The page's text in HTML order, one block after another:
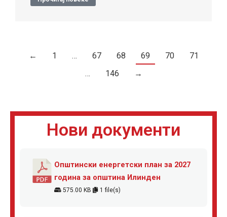
← 1 … 67 68 69 70
71
…
146 →
Нови документи
Општински енергетски план за 2027
година за општина Илинден
575.00 KB 1 file(s)